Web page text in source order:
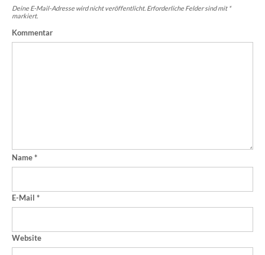
Deine E-Mail-Adresse wird nicht veröffentlicht. Erforderliche Felder sind mit *
markiert.
Kommentar
Name*
E-Mail *
Website